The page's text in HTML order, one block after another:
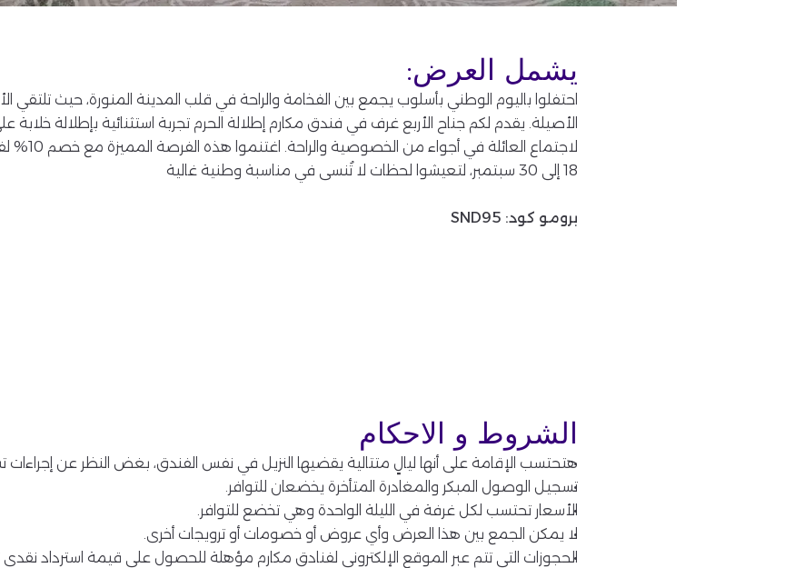
يشمل العرض:
احتفلوا باليوم الوطني بأسلوب يجمع بين الفخامة والراحة في قلب المدينة المنورة، حيث تلتقي
الأصيلة. يقدم لكم جناح الأربع غرف في فندق مكارم إطلالة الحرم تجربة استثنائية بإطلالة خلابة
لاجتماع
18 إلى 30 سبتمبر، لتعيشوا لحظات لا تُنسى في مناسبة وطنية غالية
برومو كود: SND95
الشروط و الاحكام
هتحتسب الإقامة على أنها ليالٍ متتالية يقضيها النزيل في نفس الفندق، بغض النظر عن إجراءات
تسجيل الوصول المبكر والمغادرة المتأخرة يخضعان للتوافر.
الأسعار تحتسب لكل غرفة في الليلة الواحدة وهي تخضع للتوافر.
لا يمكن الجمع بين هذا العرض وأي عروض أو خصومات أو ترويجات أخرى.